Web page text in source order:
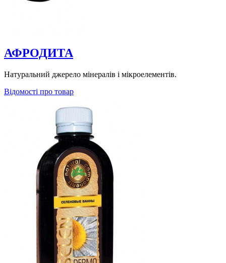
АФРОДИТА
Натуральний джерело мінералів і мікроелементів.
Відомості про товар